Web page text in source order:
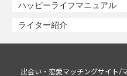
ハッピーライフマニュアル
ライター紹介
出会い・恋愛マッチングサイト/